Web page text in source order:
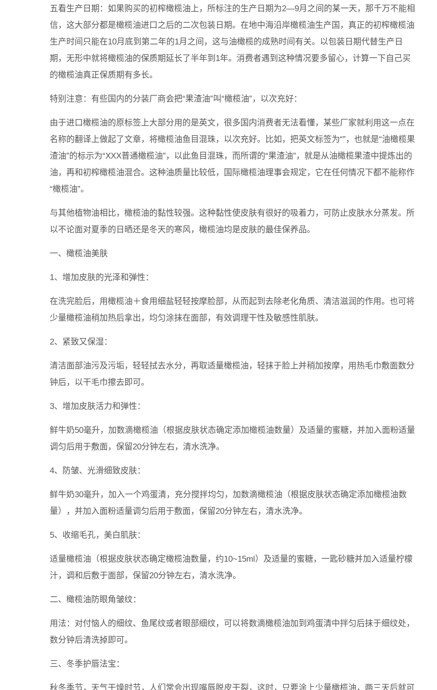
五看生产日期：如果购买的初榨橄榄油上，所标注的生产日期为2—9月之间的某一天，那千万不能相
信，这大部分都是橄榄油进口之后的二次包装日期。在地中海沿岸橄榄油生产国，真正的初榨橄榄油
生产时间只能在10月底到第二年的1月之间，这与油橄榄的成熟时间有关。以包装日期代替生产日
期，无形中就将橄榄油的保质期延长了半年到1年。消费者遇到这种情况要多留心，计算一下自己买
的橄榄油真正保质期有多长。
特别注意：有些国内的分装厂商会把“果渣油”叫“橄榄油”，以次充好：
由于进口橄榄油的原标签上大部分用的是英文，很多国内消费者无法看懂，某些厂家就利用这一点在
名称的翻译上做起了文章，将橄榄油鱼目混珠，以次充好。比如，把英文标签为“”，也就是“油橄榄果
渣油”的标示为“XXX普通橄榄油”，以此鱼目混珠，而所谓的“果渣油”，就是从油橄榄果渣中提炼出的
油，再和初榨橄榄油混合。这种油质量比较低，国际橄榄油理事会规定，它在任何情况下都不能称作
“橄榄油”。
与其他植物油相比，橄榄油的黏性较强。这种黏性使皮肤有很好的吸着力，可防止皮肤水分蒸发。所
以不论面对夏季的日晒还是冬天的寒风，橄榄油均是皮肤的最佳保养品。
一、橄榄油美肤
1、增加皮肤的光泽和弹性：
在洗完脸后，用橄榄油＋食用细盐轻轻按摩脸部，从而起到去除老化角质、清洁滋润的作用。也可将
少量橄榄油稍加热后拿出，均匀涂抹在面部，有效调理干性及敏感性肌肤。
2、紧致又保湿：
清洁面部油污及污垢，轻轻拭去水分，再取适量橄榄油，轻抹于脸上并稍加按摩，用热毛巾敷面数分
钟后，以干毛巾擦去即可。
3、增加皮肤活力和弹性：
鲜牛奶50毫升，加数滴橄榄油（根据皮肤状态确定添加橄榄油数量）及适量的蜜糖，并加入面粉适量
调匀后用于敷面，保留20分钟左右，清水洗净。
4、防皱、光滑细致皮肤：
鲜牛奶30毫升，加入一个鸡蛋清，充分搅拌均匀，加数滴橄榄油（根据皮肤状态确定添加橄榄油数
量），并加入面粉适量调匀后用于敷面，保留20分钟左右，清水洗净。
5、收缩毛孔，美白肌肤：
适量橄榄油（根据皮肤状态确定橄榄油数量，约10~15ml）及适量的蜜糖，一匙砂糖并加入适量柠檬
汁，调和后敷于面部，保留20分钟左右，清水洗净。
二、橄榄油防眼角皱纹：
用法：对付恼人的细纹、鱼尾纹或者眼部细纹，可以将数滴橄榄油加到鸡蛋清中拌匀后抹于细纹处，
数分钟后清洗掉即可。
三、冬季护唇法宝：
秋冬季节，天气干燥时节，人们常会出现嘴唇脱皮干裂，这时，只要涂上少量橄榄油，两三天后就可